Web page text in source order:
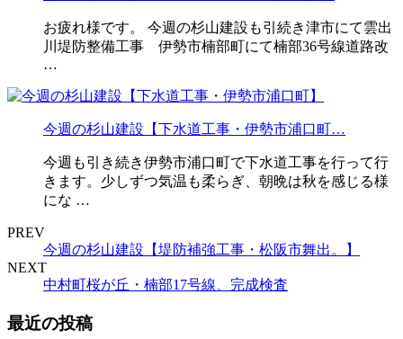
お疲れ様です。 今週の杉山建設も引続き津市にて雲出
川堤防整備工事 伊勢市楠部町にて楠部36号線道路改
…
今週の杉山建設【下水道工事・伊勢市浦口町…
今週も引き続き伊勢市浦口町で下水道工事を行って行
きます。少しずつ気温も柔らぎ、朝晩は秋を感じる様
にな …
PREV
今週の杉山建設【堤防補強工事・松阪市舞出。】
NEXT
中村町桜が丘・楠部17号線、完成検査
最近の投稿